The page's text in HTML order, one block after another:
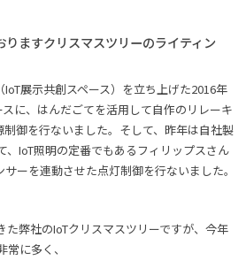
りますクリスマスツリーのライティン
展示共創スペース）を立ち上げた2016年
に、はんだごてを活用して自作のリレーキ
制御を行ないました。そして、昨年は自社製
、IoT照明の定番でもあるフィリップスさん
ーを連動させた点灯制御を行ないました。
た弊社のIoTクリスマスツリーですが、今年
に多く、